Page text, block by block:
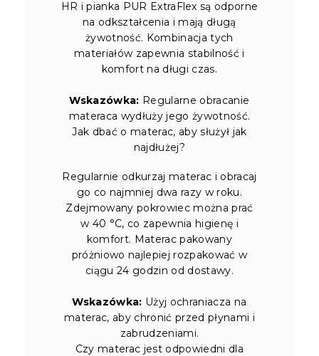
HR i pianka PUR ExtraFlex są odporne
na odkształcenia i mają długą
żywotność. Kombinacja tych
materiałów zapewnia stabilność i
komfort na długi czas.
Wskazówka: Regularne obracanie
materaca wydłuży jego żywotność.
Jak dbać o materac, aby służył jak
najdłużej?
Regularnie odkurzaj materac i obracaj
go co najmniej dwa razy w roku.
Zdejmowany pokrowiec można prać
w 40 °C, co zapewnia higienę i
komfort. Materac pakowany
próżniowo najlepiej rozpakować w
ciągu 24 godzin od dostawy.
Wskazówka: Użyj ochraniacza na
materac, aby chronić przed płynami i
zabrudzeniami.
Czy materac jest odpowiedni dla